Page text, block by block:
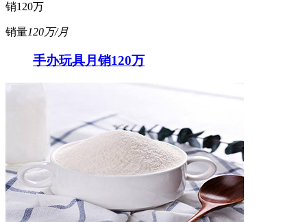
销120万
销量120万/月
手办玩具月销120万